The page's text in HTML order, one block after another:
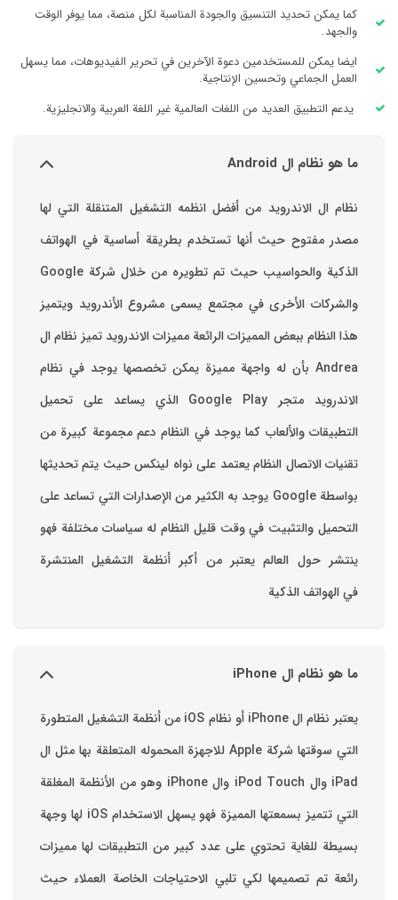
كما يمكن تحديد التنسيق والجودة المناسبة لكل منصة، مما يوفر الوقت
والجهد.
ايضا يمكن للمستخدمين دعوة الآخرين في تحرير الفيديوهات، مما يسهل
العمل الجماعي وتحسين الإنتاجية.
يدعم التطبيق العديد من اللغات العالمية غير اللغة العربية والانجليزية.
ما هو نظام ال Android
نظام ال الاندرويد من أفضل انظمه التشغيل المتنقلة التي لها
مصدر مفتوح حيث أنها تستخدم بطريقة أساسية في الهواتف
والشركات الأخرى في مجتمع يسمى مشروع الأندرويد ويتميز
هذا النظام ببعض المميزات الرائعة ‏مميزات الاندرويد ‏تميز نظام ال
Andrea بأن له واجهة مميزة يمكن تخصصها ‏يوجد في نظام
الاندرويد متجر Google Play الذي يساعد على تحميل
التطبيقات والألعاب ‏كما يوجد في النظام دعم مجموعة كبيرة من
تقنيات الاتصال ‏النظام يعتمد على نواه لينكس حيث يتم تحديثها
بواسطة ‫Google‬ ‏يوجد به الكثير من الإصدارات التي تساعد على
التحميل والتثبيت في وقت قليل ‏النظام له سياسات مختلفة فهو
ينتشر حول العالم يعتبر من أكبر أنظمة التشغيل المنتشرة
في الهواتف الذكية
ما هو نظام ال iPhone
يعتبر نظام ال iPhone أو نظام iOS من أنظمة التشغيل المتطورة
التي سوقتها شركة Apple للاجهزة المحموله المتعلقة بها مثل ال
iPad وال iPod Touch وال iPhone وهو من الأنظمة المغلقة
التي تتميز بسمعتها المميزة فهو يسهل الاستخدام ‏iOS لها وجهة
بسيطة للغاية تحتوي على عدد كبير من التطبيقات لها مميزات
رائعة تم تصميمها لكي تلبي الاحتياجات الخاصة العملاء حيث